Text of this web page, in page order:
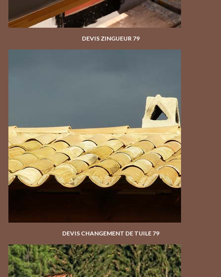
DEVIS ZINGUEUR 79
DEVIS CHANGEMENT DE TUILE 79